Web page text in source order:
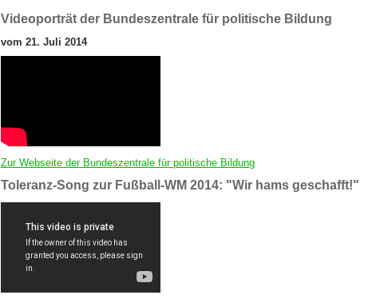
Videoporträt der Bundeszentrale für politische Bildung
vom 21. Juli 2014
Zur Webseite der Bundeszentrale für politische Bildung
Toleranz-Song zur Fußball-WM 2014: "Wir hams geschafft!"